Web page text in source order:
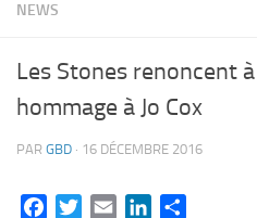
NEWS
Les Stones renoncent
hommage à Jo Cox
PAR GBD · 16 DÉCEMBRE 2016
FacebookTwitterEmail LinkedIn